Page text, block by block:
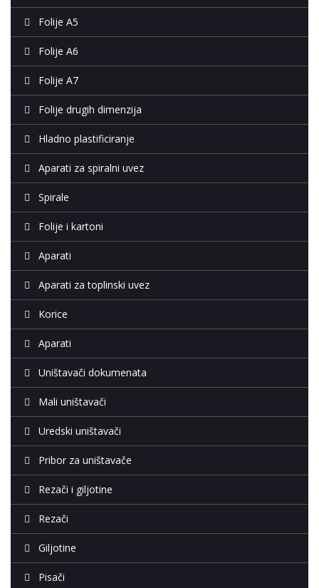
Folije A5
Folije A6
Folije A7
Folije drugih dimenzija
Hladno plastificiranje
Aparati za spiralni uvez
Spirale
Folije i kartoni
Aparati
Aparati za toplinski uvez
Korice
Aparati
Uništavači dokumenata
Mali uništavači
Uredski uništavači
Pribor za uništavače
Rezači i giljotine
Rezači
Giljotine
Pisači